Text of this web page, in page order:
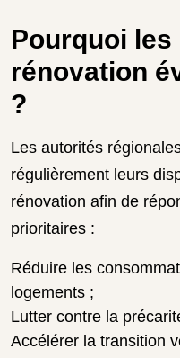
Pourquoi
rénovation
?
Les autorités
régulièrement leurs
rénovation afin de
prioritaires :
Réduire les
logements ;
Lutter contre la
Accélérer la transition